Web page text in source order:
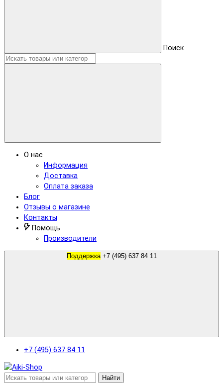
Поиск
О нас
Информация
Доставка
Оплата заказа
Блог
Отзывы о магазине
Контакты
Помощь
Производители
Поддержка +7 (495) 637 84 11
+7 (495) 637 84 11
Найти